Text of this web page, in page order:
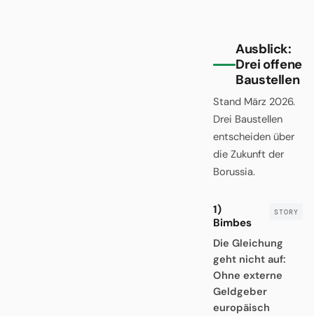
Ausblick:
Drei offene
Baustellen
Stand März 2026.
Drei Baustellen
entscheiden über
die Zukunft der
Borussia.
1)
Bimbes
Die Gleichung
geht nicht auf:
Ohne externe
Geldgeber
europäisch